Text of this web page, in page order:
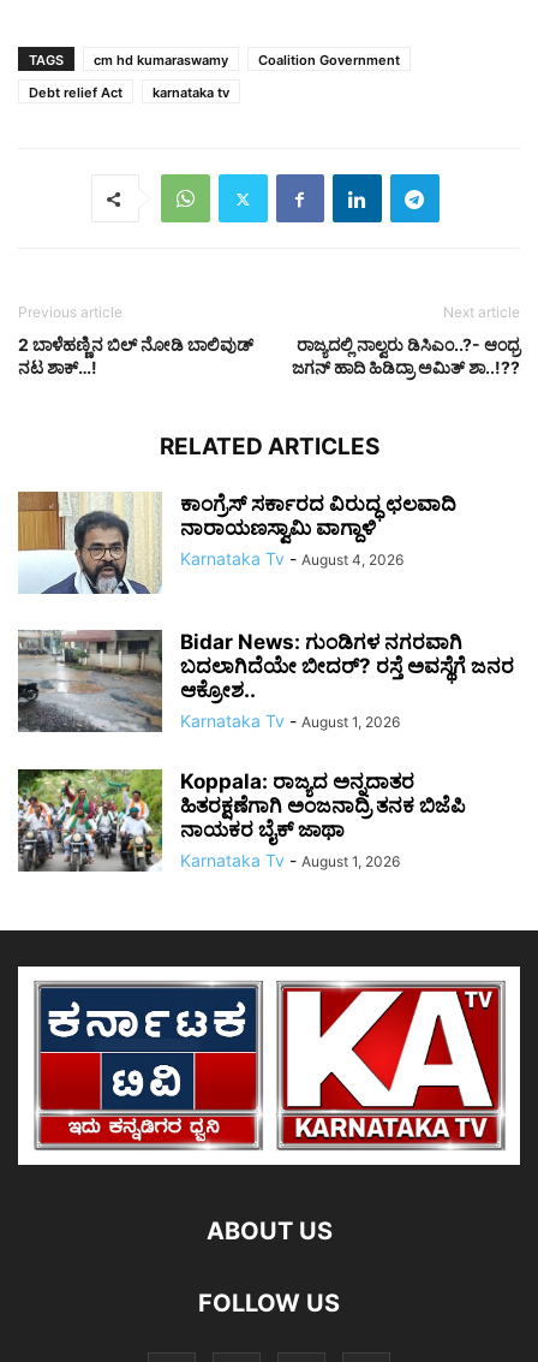
TAGS cm hd kumaraswamy
Coalition Government
Debt relief Act
karnataka tv
Previous article
2 ಬಾಳೆಹಣ್ಣಿನ ಬಿಲ್ ನೋಡಿ ಬಾಲಿವುಡ್
ನಟ ಶಾಕ್…!
Next article
ರಾಜ್ಯದಲ್ಲಿ ನಾಲ್ವರು ಡಿಸಿಎಂ..?- ಆಂಧ್ರ
ಜಗನ್ ಹಾದಿ ಹಿಡಿದ್ರಾ ಅಮಿತ್ ಶಾ..!??
RELATED ARTICLES
ಕಾಂಗ್ರೆಸ್ ಸರ್ಕಾರದ ವಿರುದ್ಧ ಛಲವಾದಿ
ನಾರಾಯಣಸ್ವಾಮಿ ವಾಗ್ದಾಳಿ
Karnataka Tv - August 4, 2026
Bidar News: ಗುಂಡಿಗಳ ನಗರವಾಗಿ
ಬದಲಾಗಿದೆಯೇ ಬೀದರ್? ರಸ್ತೆ ಅವಸ್ಥೆಗೆ ಜನರ
ಆಕ್ರೋಶ..
Karnataka Tv - August 1, 2026
Koppala: ರಾಜ್ಯದ ಅನ್ನದಾತರ
ಹಿತರಕ್ಷಣೆಗಾಗಿ ಅಂಜನಾದ್ರಿ ತನಕ ಬಿಜೆಪಿ
ನಾಯಕರ ಬೈಕ್ ಜಾಥಾ
Karnataka Tv - August 1, 2026
ABOUT US
FOLLOW US